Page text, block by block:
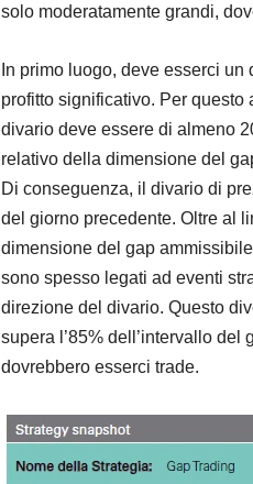
solo moderatamente grandi,
In primo luogo, deve esserci
profitto significativo. Per questo
divario deve essere di almeno
relativo della dimensione del
Di conseguenza, il divario di
del giorno precedente. Oltre al
dimensione del gap
sono spesso legati ad eventi
direzione del divario. Questo
supera l’85% dell’intervallo
dovrebbero esserci trade.